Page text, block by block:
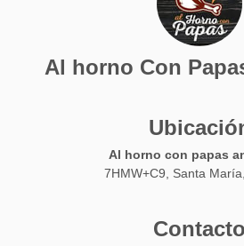
Al horno Con
Al horno con papas
7HMW+C9, Santa
Contacto